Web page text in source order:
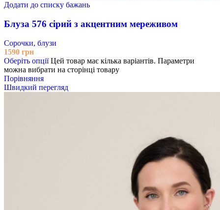
Додати до списку бажань
Блуза 576 сірий з акцентним мереживом
Сорочки, блузи
1590 грн
Оберіть опції Цей товар має кілька варіантів. Параметри
можна вибрати на сторінці товару
Порівняння
Швидкий перегляд